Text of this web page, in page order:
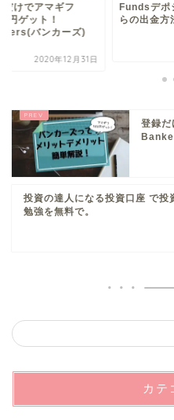
だけでアマギフ
円ゲット！
バンカーズ)
2020年12月31日
Fundsデポ
らの出金方
登録だ
投資の達人になる投資口座 で投
勉強を無料で。
カテ